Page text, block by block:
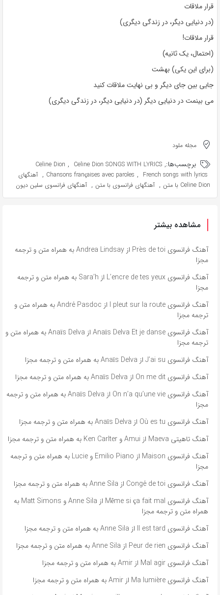
قرار ملاقات
(در دنیایی دیگر، در زندگی دیگری)
قرار ملاقات!
(احتمال، یک ثانیه)
(برای این یکی) بهشت
جایی بین جای دیگر و بی نهایت ملاقات کنید
می بینمت در دنیایی دیگر (در دنیایی دیگر، در زندگی دیگری)
مجله ملود
برچسب‌ها: Celine Dion , Celine Dion SONGS WITH LYRICS ,
Chansons françaises avec paroles , French songs with lyrics
, آهنگهای
Celine Dion با متن
, آهنگهای فرانسوی با متن , آهنگهای فرانسوی سلین دیون
مشاهده بیشتر
آهنگ فرانسوی Près de toi از Andrea Lindsay به همراه متن و ترجمه
مجزا
آهنگ فرانسوی L’encre de tes yeux از Sara’h به همراه متن و ترجمه
مجزا
آهنگ فرانسوی l pleut sur la route از André Pasdoc به همراه متن و
ترجمه مجزا
آهنگ فرانسوی Anaïs Delva Et je danse از Anaïs Delva به همراه متن و
ترجمه مجزا
آهنگ فرانسوی J’ai su از Anaïs Delva به همراه متن و ترجمه مجزا
آهنگ فرانسوی On me dit از Anaïs Delva به همراه متن و ترجمه مجزا
آهنگ فرانسوی On n’a qu’une vie از Anaïs Delva به همراه متن و ترجمه
مجزا
آهنگ فرانسوی Où es tu از Anaïs Delva به همراه متن و ترجمه مجزا
آهنگ تاهیتی Maeva از Amui و Ken Carlter به همراه متن و ترجمه مجزا
آهنگ فرانسوی Maison از Emilio Piano و Lucie به همراه متن و ترجمه
مجزا
آهنگ فرانسوی Congé de toi از Anne Sila به همراه متن و ترجمه مجزا
آهنگ فرانسوی Même si ça fait mal از Anne Sila و Matt Simons به
همراه متن و ترجمه مجزا
آهنگ فرانسوی Il est tard از Anne Sila به همراه متن و ترجمه مجزا
آهنگ فرانسوی Peur de rien از Anne Sila به همراه متن و ترجمه مجزا
آهنگ فرانسوی Mal agir از Amir به همراه متن و ترجمه مجزا
آهنگ فرانسوی Ma lumière از Amir به همراه متن و ترجمه مجزا